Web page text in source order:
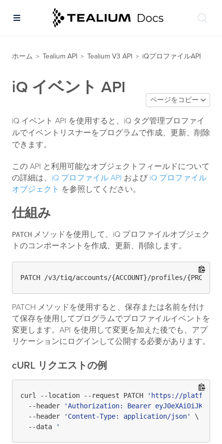
ホーム > Tealium API > Tealium V3 API > iQプロファイルAPI
iQ イベント API
ページをコピー
iQ イベント API を使用すると、iQ タグ管理プロファイ
ルでイベントリスナーをプログラムで作成、更新、削除
できます。
この API と利用可能なオブジェクトフィールドについて
の詳細は、 iQ プロファイル API および iQ プロファイル
オブジェクト を参照してください。
仕組み
PATCH メソッドを使用して、iQ プロファイルオブジェク
トのコンポーネントを作成、更新、削除します。
PATCH メソッドを使用すると、保存または名前を付け
て保存を使用してプログラムでプロファイルイベントを
変更します。API を使用して変更を加えた後でも、アプ
リケーションにログインして公開する必要があります。
cURL リクエストの例
curl --location --request PATCH
'https://
  --header
'Authorization: Bearer
  --header
'Content-Type: application/json'
\
  --data